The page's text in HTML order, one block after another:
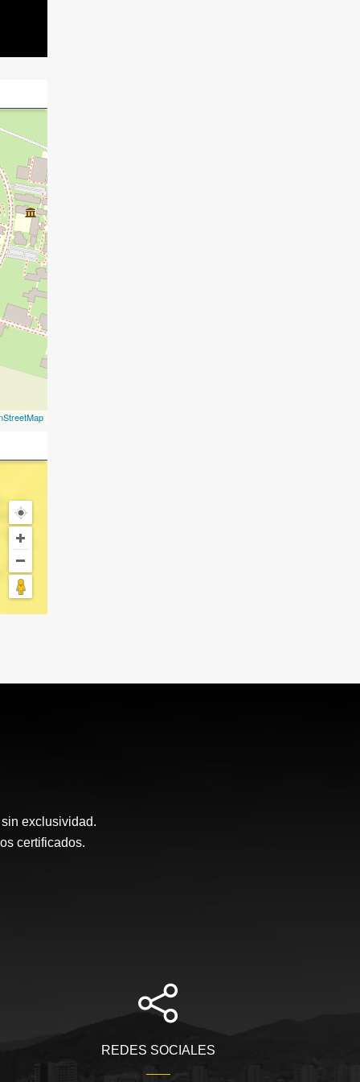
exclusividad.
certificados.
REDES SOCIALES